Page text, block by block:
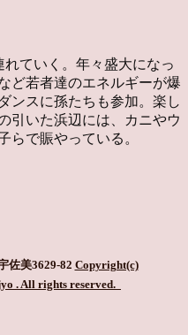
ていく。年々盛大になっ
ど若者達のエネルギーが爆
ンスに孫たちも参加。楽し
引いた浜辺には、カニやウ
らで賑やっている。
佐美3629-82 Copyright(c)
. All rights reserved.